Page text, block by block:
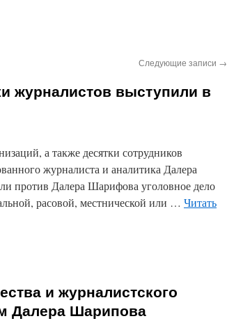
Следующие записи →
журналистов выступили в
а также десятки сотрудников
журналиста и аналитика Далера
против Далера Шарифова уголовное дело
расовой, местнической или … Читать
и журналистского
Далера Шарипова